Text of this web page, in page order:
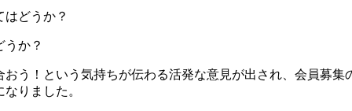
どうか？
か？
う！という気持ちが伝わる活発な意見が出され、会員募
りました。